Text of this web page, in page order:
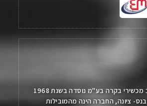
חברת אלקון ממב מכשירי בקרה בע"מ נוסדה בשנת 1968
ציונה, החברה הינה מהמובילות